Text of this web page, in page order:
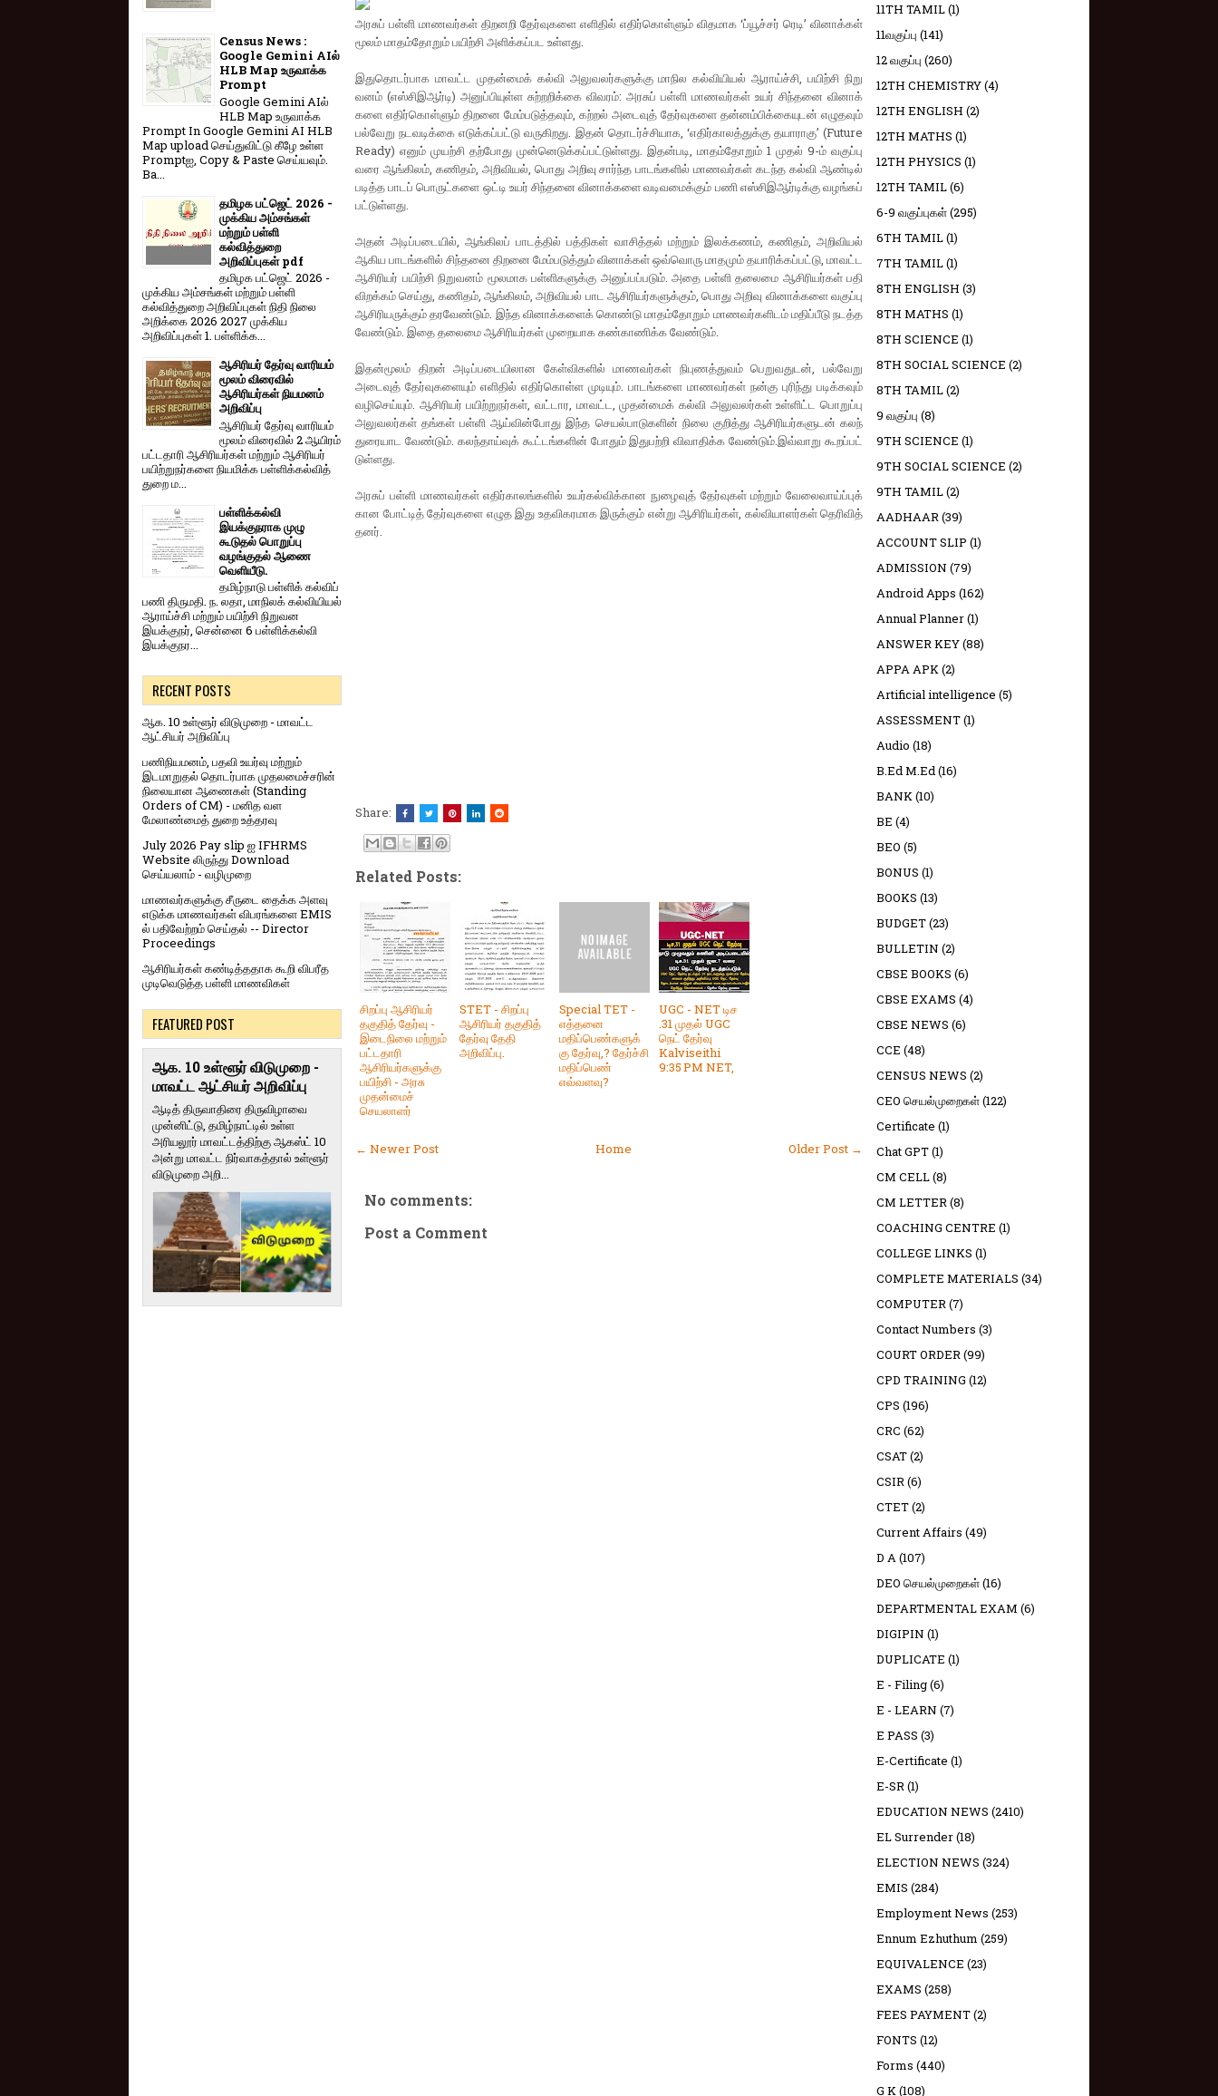
அரசுப் பள்ளி மாணவர்​கள் திறனறி தேர்​வு​களை எளி​தில் எதிர்​கொள்​ளும் வித​மாக ‘ப்​யூச்​சர் ரெடி’ வினாக்​கள்
மூலம் மாதம்​தோறும் பயிற்சி அளிக்​கப்பட உள்​ளது.
இதுதொடர்​பாக மாவட்ட முதன்​மைக் கல்வி அலு​வலர்​களுக்கு மாநில கல்​வி​யியல் ஆராய்ச்​சி, பயிற்சி நிறு​
வனம் (எஸ்​சிஇஆர்​டி) அனுப்​பி​யுள்ள சுற்​றறிக்கை விவரம்: அரசுப் பள்ளி மாணவர்​கள் உயர் சிந்​தனை வினாக்​
களை எதிர்​கொள்​ளும் திறனை மேம்​படுத்​த​வும், கற்​றல் அடைவுத் தேர்​வு​களை தன்​னம்​பிக்​கை​யுடன் எழுத​வும்
பல்​வேறு நடவடிக்கை எடுக்​கப்​பட்டு வரு​கிறது. இதன் தொடர்ச்​சி​யாக, ‘எதிர்​காலத்​துக்கு தயா​ராகு’ (Future
Ready) எனும் முயற்சி தற்​போது முன்​னெடுக்​கப்​பட்​டுள்​ளது. இதன்​படி, மாதம்​தோறும் 1 முதல் 9-ம் வகுப்பு
வரை ஆங்​கிலம், கணிதம், அறி​வியல், பொது அறிவு சார்ந்த பாடங்​களில் மாணவர்​கள் கடந்த கல்வி ஆண்​டில்
படித்த பாடப் பொருட்​களை ஒட்டி உயர் சிந்​தனை வினாக்​களை வடிவ​மைக்​கும் பணி எஸ்​சிஇஆர்​டிக்கு வழங்​கப்​
பட்​டுள்​ளது.
அதன் அடிப்​படை​யில், ஆங்​கிலப் பாடத்​தில் பத்​தி​கள் வாசித்​தல் மற்​றும் இலக்​கணம், கணிதம், அறி​வியல்
ஆகிய பாடங்​களில் சிந்​தனை திறனை மேம்​படுத்​தும் வினாக்​கள் ஒவ்​வொரு மாத​மும் தயாரிக்​கப்​பட்​டு, மாவட்ட
ஆசிரியர் பயிற்சி நிறு​வனம் மூல​மாக பள்​ளி​களுக்கு அனுப்​பப்​படும். அதை பள்ளி தலைமை ஆசிரியர்​கள் பதி​
விறக்​கம் செய்​து, கணிதம், ஆங்​கிலம், அறி​வியல் பாட ஆசிரியர்​களுக்​கும், பொது அறிவு வினாக்​களை வகுப்பு
ஆசிரியருக்​கும் தரவேண்​டும். இந்த வினாக்​களைக் கொண்டு மாதம்​தோறும் மாணவர்​களிடம் மதிப்​பீடு நடத்த
வேண்​டும். இதை தலைமை ஆசிரியர்​கள் முறை​யாக கண்​காணிக்க வேண்​டும்.
இதன்​மூலம் திறன் அடிப்​படையி​லான கேள்வி​களில் மாணவர்​கள் நிபுணத்​து​வம் பெறு​வதுடன், பல்​வேறு
அடைவுத் தேர்​வு​களை​யும் எளி​தில் எதிர்​கொள்ள முடி​யும். பாடங்​களை மாணவர்​கள் நன்கு புரிந்து படிக்​க​வும்
வழி​செய்​யும். ஆசிரியர் பயிற்​றுநர்​கள், வட்​டார, மாவட்ட, முதன்​மைக் கல்வி அலு​வலர்​கள் உள்​ளிட்ட பொறுப்பு
அலு​வலர்​கள் தங்​கள் பள்ளி ஆய்​வின்​போது இந்த செயல்​பாடு​களின் நிலை குறித்து ஆசிரியர்​களு​டன் கலந்​
துரை​யாட வேண்​டும். கலந்​தாய்​வுக் கூட்​டங்​களின் போதும் இதுபற்றி விவா​திக்க வேண்​டும்.இவ்​வாறு கூறப்​பட்​
டுள்​ளது.
அரசுப் பள்ளி மாணவர்​கள் எதிர்​காலங்​களில் உயர்​கல்விக்​கான நுழைவுத் தேர்​வு​கள் மற்​றும் வேலை​வாய்ப்​புக்​
கான போட்​டித் தேர்​வு​களை எழுத இது உதவி​கர​மாக இருக்​கும்​ என்​று ஆசிரியர்​கள்​, கல்​வி​யாளர்​கள்​ தெரி​வித்​
தனர்​.
Share:
Related Posts:
சிறப்பு ஆசிரியர்
தகுதித் தேர்வு -
இடைநிலை மற்றும்
பட்டதாரி
ஆசிரியர்களுக்கு
பயிற்சி - அரசு
முதன்மைச்
செயலாளர்
STET - சிறப்பு
ஆசிரியர் தகுதித்
தேர்வு தேதி
அறிவிப்பு.
Special TET -
எத்தனை
மதிப்பெண்களுக்
கு தேர்வு,? தேர்ச்சி
மதிப்பெண்
எவ்வளவு?
UGC - NET டிச
.31 முதல் UGC
நெட் தேர்வு
Kalviseithi
9:35 PM NET,
← Newer Post Older Post →
Home
No comments:
Post a Comment
Census News :
Google Gemini AIல்
HLB Map உருவாக்க
Prompt
Google Gemini AIல்
HLB Map உருவாக்க
Prompt In Google Gemini AI HLB
Map upload செய்துவிட்டு கீழே உள்ள
Promptஐ, Copy & Paste செய்யவும்.
Ba...
தமிழக பட்ஜெட் 2026 -
முக்கிய அம்சங்கள்
மற்றும் பள்ளி
கல்வித்துறை
அறிவிப்புகள் pdf
தமிழக பட்ஜெட் 2026 -
முக்கிய அம்சங்கள் மற்றும் பள்ளி
கல்வித்துறை அறிவிப்புகள் நிதி நிலை
அறிக்கை 2026 2027 முக்கிய
அறிவிப்புகள் 1. பள்ளிக்க...
ஆசிரியர் தேர்வு வாரியம்
மூலம் விரைவில்
ஆசிரியர்கள் நியமனம்
அறிவிப்பு
ஆசிரியர் தேர்வு வாரி​யம்
மூலம் விரை​வில் 2 ஆயிரம்
பட்​ட​தாரி ஆசிரியர்​கள் மற்​றும் ஆசிரியர்
பயிற்றுநர்​களை நியமிக்க பள்​ளிக்​கல்​வித்​
துறை ம...
பள்ளிக்கல்வி
இயக்குநராக முழு
கூடுதல் பொறுப்பு
வழங்குதல் ஆணை
வெளியீடு.
தமிழ்நாடு பள்ளிக் கல்விப்
பணி திருமதி. ந. லதா, மாநிலக் கல்வியியல்
ஆராய்ச்சி மற்றும் பயிற்சி நிறுவன
இயக்குநர், சென்னை 6 பள்ளிக்கல்வி
இயக்குநர...
RECENT POSTS
ஆக. 10 உள்ளூர் விடுமுறை - மாவட்ட
ஆட்சியர் அறிவிப்பு
பணிநியமனம், பதவி உயர்வு மற்றும்
இடமாறுதல் தொடர்பாக முதலமைச்சரின்
நிலையான ஆணைகள் (Standing
Orders of CM) - மனித வள
மேலாண்மைத் துறை உத்தரவு
July 2026 Pay slip ஐ IFHRMS
Website லிருந்து Download
செய்யலாம் - வழிமுறை
மாணவர்களுக்கு சீருடை தைக்க அளவு
எடுக்க மாணவர்கள் விபரங்களை EMIS
ல் பதிவேற்றம் செய்தல் -- Director
Proceedings
ஆசிரியர்கள் கண்டித்ததாக கூறி விபரீத
முடிவெடுத்த பள்ளி மாணவிகள்
FEATURED POST
ஆக. 10 உள்ளூர் விடுமுறை -
மாவட்ட ஆட்சியர் அறிவிப்பு
ஆடித் திருவாதிரை திருவிழாவை
முன்னிட்டு, தமிழ்நாட்டில் உள்ள
அரியலூர் மாவட்டத்திற்கு ஆகஸ்ட் 10
அன்று மாவட்ட நிர்வாகத்தால் உள்ளூர்
விடுமுறை அறி...
11TH TAMIL(1)
11வகுப்பு (141)
12 வகுப்பு (260)
12TH CHEMISTRY(4)
12TH ENGLISH (2)
12TH MATHS (1)
12TH PHYSICS (1)
12TH TAMIL(6)
6-9 வகுப்புகள்(295)
6TH TAMIL(1)
7TH TAMIL(1)
8TH ENGLISH (3)
8TH MATHS (1)
8TH SCIENCE (1)
8TH SOCIAL SCIENCE (2)
8TH TAMIL(2)
9 வகுப்பு (8)
9TH SCIENCE (1)
9TH SOCIAL SCIENCE (2)
9TH TAMIL(2)
AADHAAR(39)
ACCOUNT SLIP (1)
ADMISSION (79)
Android Apps (162)
Annual Planner(1)
ANSWER KEY(88)
APPA APK(2)
Artificial intelligence (5)
ASSESSMENT(1)
Audio (18)
B.Ed M.Ed(16)
BANK(10)
BE (4)
BEO (5)
BONUS (1)
BOOKS (13)
BUDGET(23)
BULLETIN (2)
CBSE BOOKS (6)
CBSE EXAMS (4)
CBSE NEWS (6)
CCE (48)
CENSUS NEWS (2)
CEO செயல்முறைகள்(122)
Certificate (1)
Chat GPT(1)
CM CELL(8)
CM LETTER(8)
COACHING CENTRE (1)
COLLEGE LINKS (1)
COMPLETE MATERIALS (34)
COMPUTER(7)
Contact Numbers (3)
COURT ORDER(99)
CPD TRAINING (12)
CPS (196)
CRC (62)
CSAT(2)
CSIR(6)
CTET(2)
Current Affairs (49)
D A(107)
DEO செயல்முறைகள்(16)
DEPARTMENTAL EXAM (6)
DIGIPIN (1)
DUPLICATE (1)
E - Filing(6)
E - LEARN (7)
E PASS (3)
E-Certificate (1)
E-SR(1)
EDUCATION NEWS (2410)
EL Surrender(18)
ELECTION NEWS (324)
EMIS (284)
Employment News (253)
Ennum Ezhuthum (259)
EQUIVALENCE (23)
EXAMS (258)
FEES PAYMENT(2)
FONTS (12)
Forms (440)
G K(108)